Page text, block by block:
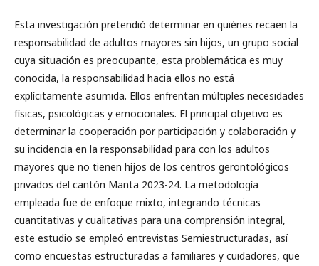
Esta investigación pretendió determinar en quiénes recaen la
responsabilidad de adultos mayores sin hijos, un grupo social
cuya situación es preocupante, esta problemática es muy
conocida, la responsabilidad hacia ellos no está
explícitamente asumida. Ellos enfrentan múltiples necesidades
físicas, psicológicas y emocionales. El principal objetivo es
determinar la cooperación por participación y colaboración y
su incidencia en la responsabilidad para con los adultos
mayores que no tienen hijos de los centros gerontológicos
privados del cantón Manta 2023-24. La metodología
empleada fue de enfoque mixto, integrando técnicas
cuantitativas y cualitativas para una comprensión integral,
este estudio se empleó entrevistas Semiestructuradas, así
como encuestas estructuradas a familiares y cuidadores, que